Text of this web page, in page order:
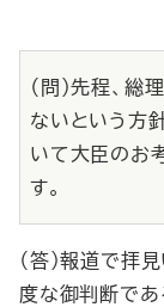
（問）先程、
ないという方
いて大臣のお
す。
（答）報道で拝
度な御判断であ